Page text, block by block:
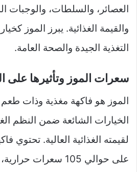
العصائر، والسلطات، والوجبات
والقيمة الغذائية. يبرز الموز
التغذية الجيدة والصحة العامة.
سعرات الموز وتأثيرها على
الموز هو فاكهة مغذية وذات طعم
الخيارات الشائعة ضمن النظم
لقيمته الغذائية العالية. تحتوي
على حوالي 105 سعرات